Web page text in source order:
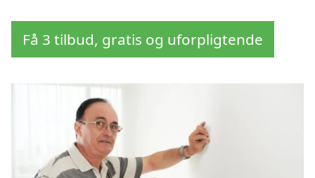
Få 3 tilbud, gratis og uforpligtende